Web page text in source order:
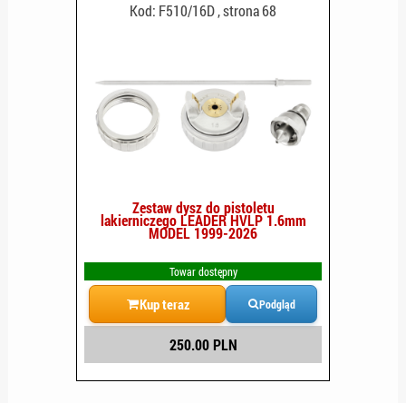
Kod: F510/16D , strona 68
Zestaw dysz do pistoletu
lakierniczego LEADER HVLP 1.6mm
MODEL 1999-2026
Towar dostępny
Kup teraz Podgląd
250.00 PLN